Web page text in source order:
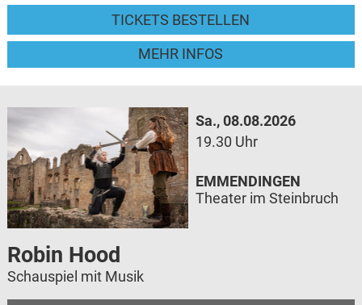
TICKETS BESTELLEN
MEHR INFOS
Sa., 08.08.2026
19.30 Uhr
Robin Hood
Schauspiel mit Musik
EMMENDINGEN
Theater im Steinbruch